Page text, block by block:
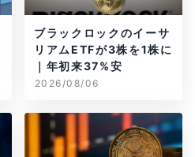
ブラックロックのイーサ
リアムETFが3株を1株に
｜年初来37%安
2026/08/06